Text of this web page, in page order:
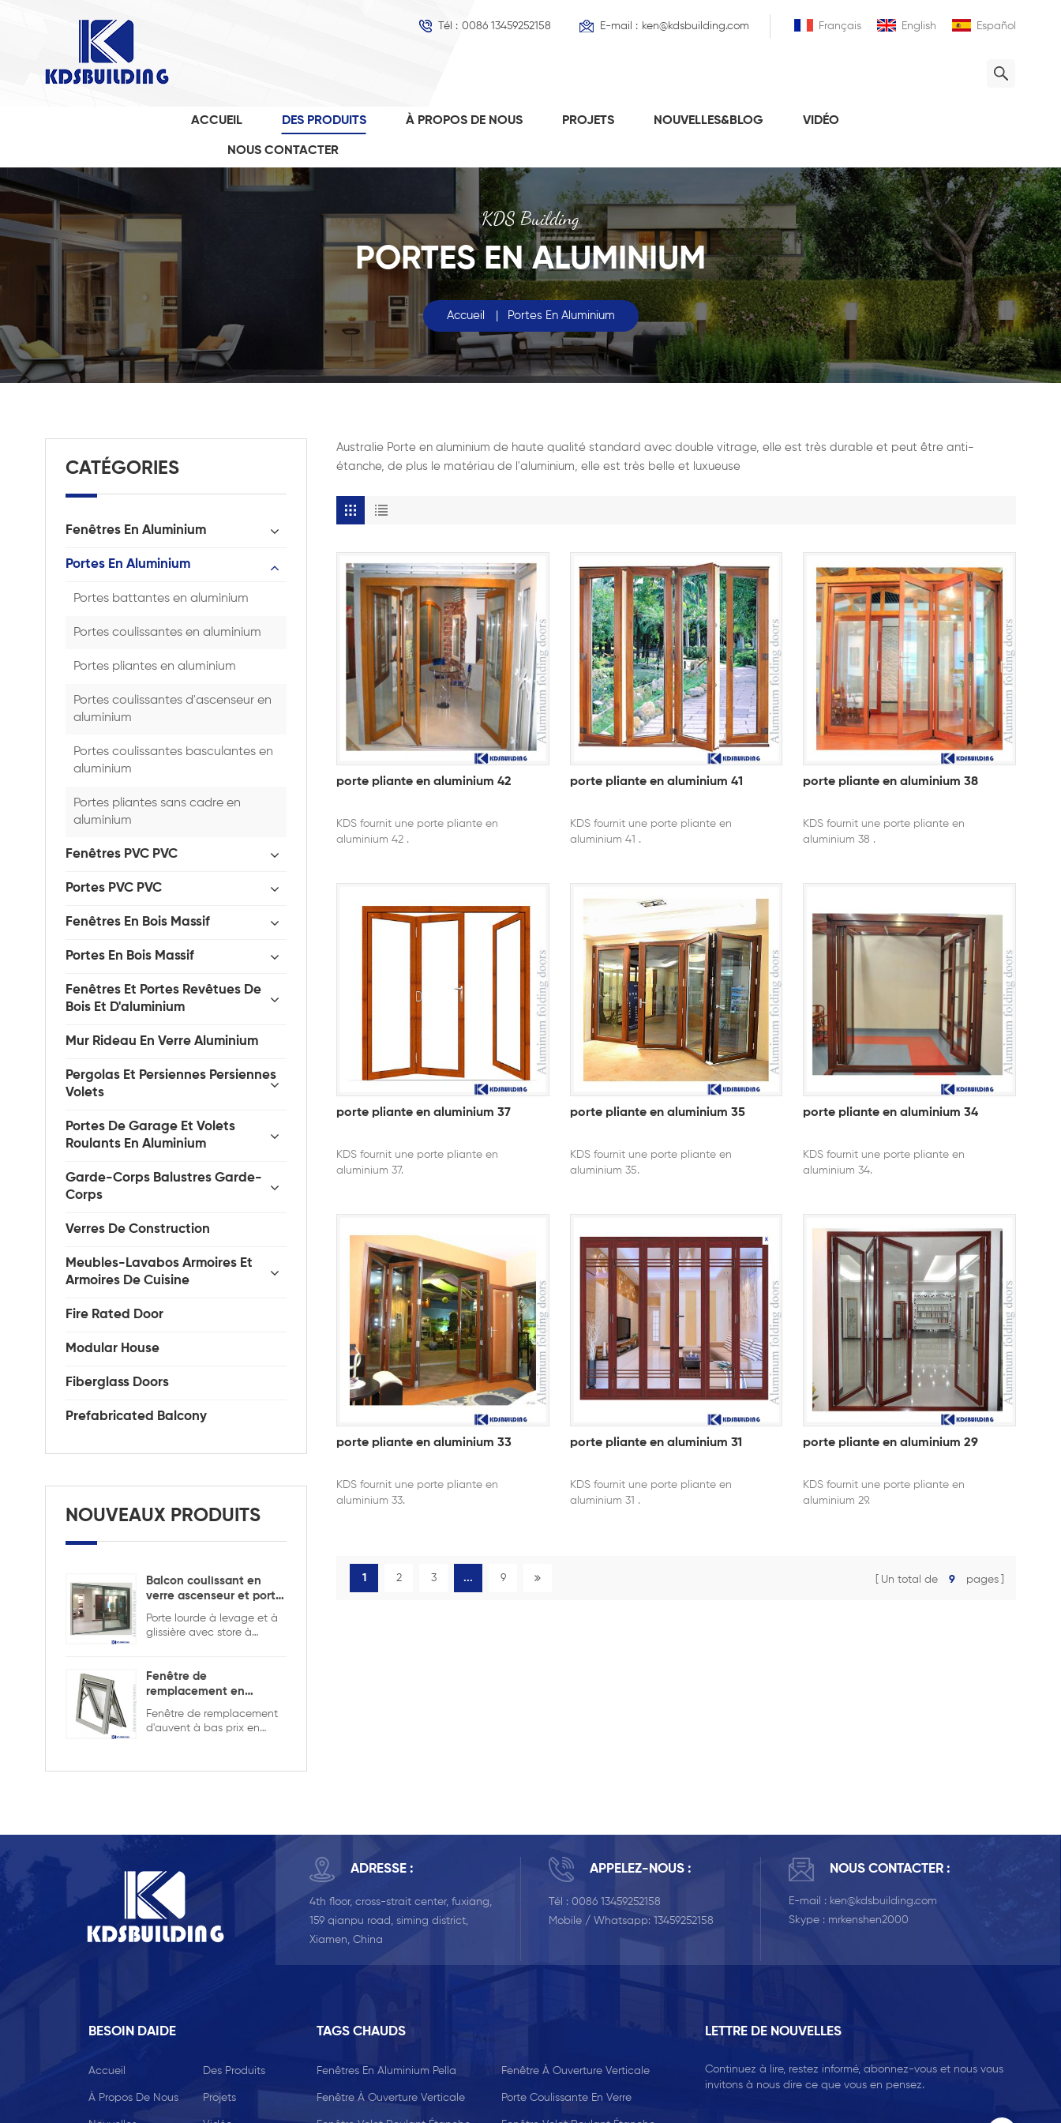
Français English Español
Tél : 0086 13459252158 E-mail : ken@kdsbuilding.com
ACCUEIL DES PRODUITS À PROPOS DE NOUS PROJETS NOUVELLES&BLOG VIDÉO
NOUS CONTACTER
KDS Building
PORTES EN ALUMINIUM
Accueil | Portes En Aluminium
Australie Porte en aluminium de haute qualité standard avec double vitrage, elle est très durable et peut être anti-
étanche, de plus le matériau de l'aluminium, elle est très belle et luxueuse
porte pliante en aluminium 42
KDS fournit une porte pliante en
aluminium 42 .
porte pliante en aluminium 41
KDS fournit une porte pliante en
aluminium 41 .
porte pliante en aluminium 38
KDS fournit une porte pliante en
aluminium 38 .
porte pliante en aluminium 37
KDS fournit une porte pliante en
aluminium 37.
porte pliante en aluminium 35
KDS fournit une porte pliante en
aluminium 35.
porte pliante en aluminium 34
KDS fournit une porte pliante en
aluminium 34.
porte pliante en aluminium 33
KDS fournit une porte pliante en
aluminium 33.
porte pliante en aluminium 31
KDS fournit une porte pliante en
aluminium 31 .
porte pliante en aluminium 29
KDS fournit une porte pliante en
aluminium 29.
1 2 3 ... 9 Un total de 9 pages
CATÉGORIES
Fenêtres En Aluminium
Portes En Aluminium
Portes battantes en aluminium
Portes coulissantes en aluminium
Portes pliantes en aluminium
Portes coulissantes d'ascenseur en
aluminium
Portes coulissantes basculantes en
aluminium
Portes pliantes sans cadre en
aluminium
Fenêtres PVC PVC
Portes PVC PVC
Fenêtres En Bois Massif
Portes En Bois Massif
Fenêtres Et Portes Revêtues De
Bois Et D'aluminium
Mur Rideau En Verre Aluminium
Pergolas Et Persiennes Persiennes
Volets
Portes De Garage Et Volets
Roulants En Aluminium
Garde-Corps Balustres Garde-
Corps
Verres De Construction
Meubles-Lavabos Armoires Et
Armoires De Cuisine
Fire Rated Door
Modular House
Fiberglass Doors
Prefabricated Balcony
NOUVEAUX PRODUITS
Balcon coulissant en
verre ascenseur et porte
coulissante
Porte lourde à levage et à
glissière avec store à
Fenêtre de
remplacement en
aluminium double
vitrage
Fenêtre de remplacement
d'auvent à bas prix en
avec la grille dans la
ADRESSE :
4th floor, cross-strait center, fuxiang,
159 qianpu road, siming district,
Xiamen, China
APPELEZ-NOUS :
Tél :0086 13459252158
Mobile / Whatsapp:13459252158
NOUS CONTACTER :
E-mail : ken@kdsbuilding.com
Skype : mrkenshen2000
BESOIN DAIDE
Accueil Des Produits
À Propos De Nous Projets
TAGS CHAUDS
Fenêtres En Aluminium Pella Fenêtre À Ouverture Verticale
Fenêtre À Ouverture Verticale Porte Coulissante En Verre
LETTRE DE NOUVELLES
Continuez à lire, restez informé, abonnez-vous et nous vous
invitons à nous dire ce que vous en pensez.